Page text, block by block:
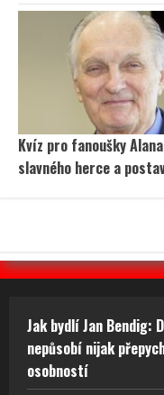
Kvíz pro fanoušky
slavného herce a
Jak bydlí Jan Bendig:
nepůsobí nijak
osobností